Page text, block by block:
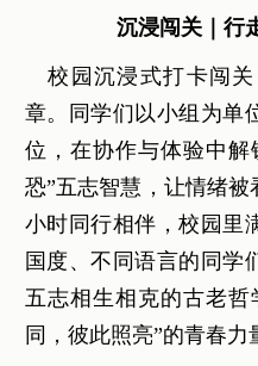
沉浸闯关｜行
校园沉浸式打卡闯关
章。同学们以小组为单
位，在协作与体验中解
恐”五志智慧，让情绪
小时同行相伴，校园里
国度、不同语言的同学
五志相生相克的古老
同，彼此照亮”的青春力